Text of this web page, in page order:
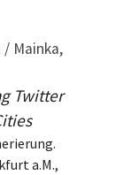
Mainka,
Twitter
a.M.,